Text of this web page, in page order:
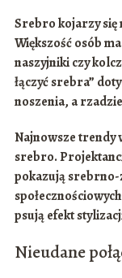
Srebro kojarzy się
Większość osób
naszyjnikiczy
łączyć srebra”
noszenia, a
Najnowsze trendy
srebro.
pokazują srebrno-
psują efekt
Nieudane